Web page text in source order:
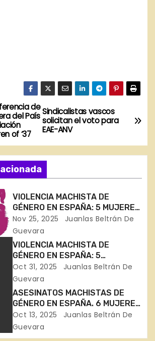
Sindicalistas vascos
solicitan el voto para
EAE-ANV
de
del País
of ‘37
VIOLENCIA MACHISTA DE
GÉNERO EN ESPAÑA: 5 MUJERES
ASESINADAS EN 3 SEMANAS DE
NOVIEMBRE (en Huelva,
Zaragoza, Barcelona, Madrid y
Málaga)
Nov 25, 2025
Juanlas Beltrán De
Guevara
VIOLENCIA MACHISTA DE
GÉNERO EN ESPAÑA: 5
ASESINADAS EN 15 DÍAS
(Badajoz, Gipuzkoa, Madrid,
Alicante y Murcia)
Oct 31, 2025
Juanlas Beltrán De
Guevara
ASESINATOS MACHISTAS DE
GÉNERO EN ESPAÑA. 6 MUJERES
ASESINADAS EN SEPTIEMBRE
(Sevilla, Murcia, Sevilla, Málaga,
Girona, Badajoz)
Oct 13, 2025
Juanlas Beltrán De
Guevara